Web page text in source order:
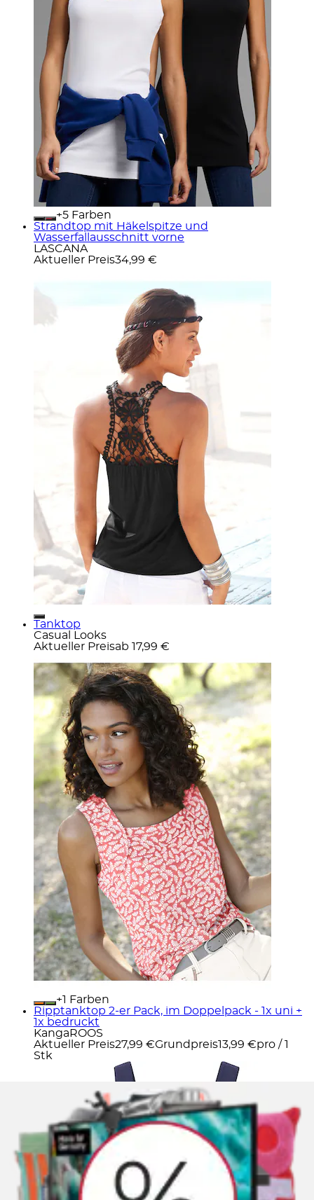
+
Farben
Strandtop mit Häkelspitze und
Wasserfallausschnitt vorne
LASCANA
Aktueller Preis34,99 €
Tanktop
Casual Looks
Aktueller Preisab 17,99 €
+
Farben
Ripptanktop 2-er Pack, im Doppelpack - 1x uni +
1x bedruckt
KangaROOS
Aktueller Preis27,99 €Grundpreis13,99 €pro / 1
Stk